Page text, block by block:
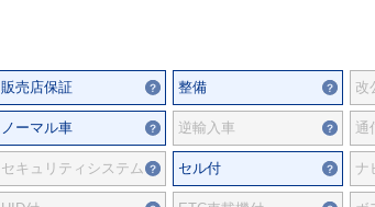
販売店保証 整備 改
ノーマル車 逆輸入車 通
セキュリティシステム セル付 ナ